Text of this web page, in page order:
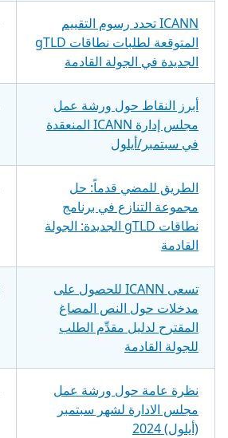
ICANN تحدد رسوم التقييم
المتوقعة لطلبات نطاقات gTLD
الجديدة في الجولة القادمة
أبرز النقاط حول ورشة عمل
مجلس إدارة ICANN المنعقدة
في سبتمبر/أيلول
الطريق للمضي قدماً: حل
مجموعة التنازع في برنامج
نطاقات gTLD الجديدة: الجولة
القادمة
تسعى ICANN للحصول على
مدخلات حول النص المصاغ
المقترح لدليل مقدِّم الطلب
للجولة القادمة
نظرة عامة حول ورشة عمل
مجلس الادارة لشهر سبتمبر
(أيلول) 2024